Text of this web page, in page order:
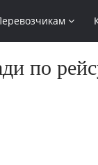
по